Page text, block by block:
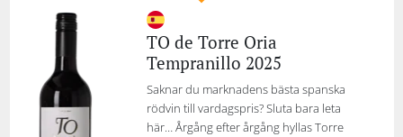
TO de Torre Oria
Tempranillo 2025
Saknar du marknadens bästa spanska
rödvin till vardagspris? Sluta bara leta
här… Årgång efter årgång hyllas Torre